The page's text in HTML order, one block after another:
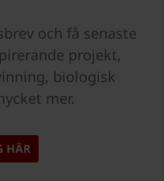
och få senaste
projekt,
biologisk
mer.
HÄR